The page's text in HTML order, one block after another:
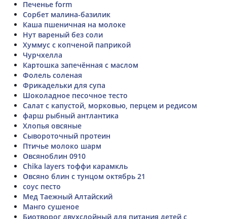
Печенье form
Сорбет малина-базилик
Каша пшеничная на молоке
Нут вареный без соли
Хуммус с копченой паприкой
Чурчхелла
Картошка запечённая с маслом
Фолель соленая
Фрикадельки для супа
Шоколадное песочное тесто
Салат с капустой, морковью, перцем и редисом
фарш рыбный антлантика
Хлопья овсяные
Сывороточный протеин
Птичье молоко шарм
Овсяноблин 0910
Chika layers тоффи карамкль
Овсяно блин с тунцом октябрь 21
соус песто
Мед Таежный Алтайский
Манго сушеное
Биотворог двухслойный для питания детей с